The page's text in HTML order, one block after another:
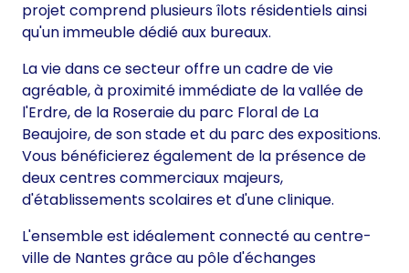
projet comprend plusieurs îlots résidentiels ainsi
qu'un immeuble dédié aux bureaux.
La vie dans ce secteur offre un cadre de vie
agréable, à proximité immédiate de la vallée de
l'Erdre, de la Roseraie du parc Floral de La
Beaujoire, de son stade et du parc des expositions.
Vous bénéficierez également de la présence de
deux centres commerciaux majeurs,
d'établissements scolaires et d'une clinique.
L'ensemble est idéalement connecté au centre-
ville de Nantes grâce au pôle d'échanges